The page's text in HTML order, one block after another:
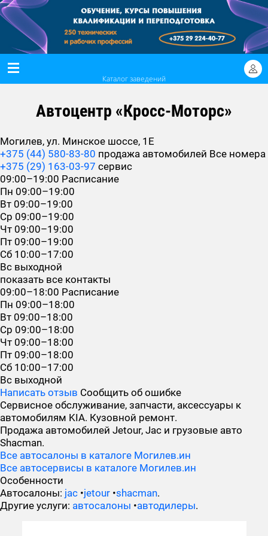
Каталог заведений
Автоцентр «Кросс-Моторс»
Могилев, ул. Минское шоссе, 1Е
+375 (44) 580-83-80 продажа автомобилей Все номера
+375 (29) 163-03-97 сервис
09:00–19:00 Расписание
Пн 09:00–19:00
Вт 09:00–19:00
Ср 09:00–19:00
Чт 09:00–19:00
Пт 09:00–19:00
Сб 10:00–17:00
Вс выходной
показать все контакты
09:00–18:00 Расписание
Пн 09:00–18:00
Вт 09:00–18:00
Ср 09:00–18:00
Чт 09:00–18:00
Пт 09:00–18:00
Сб 10:00–17:00
Вс выходной
Написать отзыв Сообщить об ошибке
Сервисное обслуживание, запчасти, аксессуары к
автомобилям KIA. Кузовной ремонт.
Продажа автомобилей Jetour, Jac и грузовые авто
Shacman.
Все автосалоны в каталоге Могилев.ин
Все автосервисы в каталоге Могилев.ин
Особенности
Автосалоны: jac •jetour •shacman.
Другие услуги: автосалоны •автодилеры.